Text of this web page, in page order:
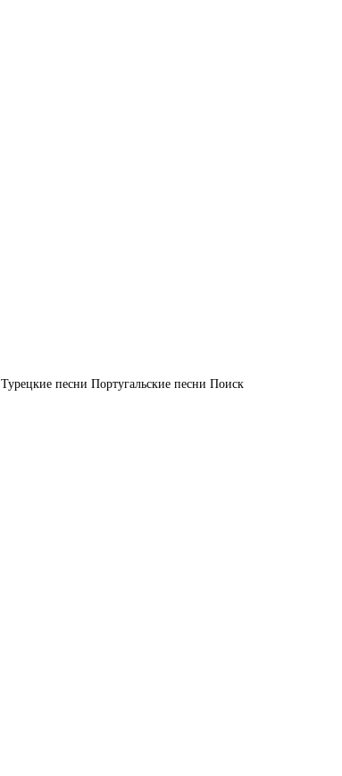
Турецкие песни Португальские песни Поиск